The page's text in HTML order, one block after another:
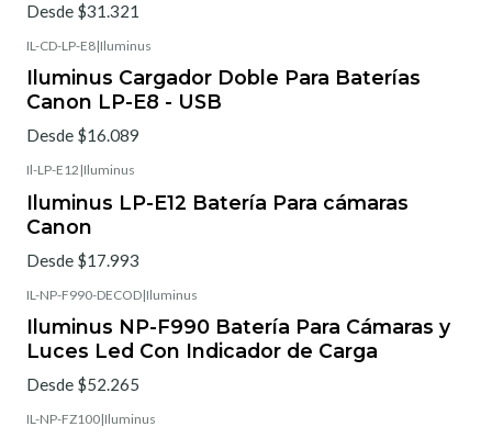
Desde $31.321
IL-CD-LP-E8|Iluminus
Iluminus Cargador Doble Para Baterías
Canon LP-E8 - USB
Desde $16.089
Il-LP-E12 |Iluminus
Iluminus LP-E12 Batería Para cámaras
Canon
Desde $17.993
IL-NP-F990-DECOD|Iluminus
Iluminus NP-F990 Batería Para Cámaras y
Luces Led Con Indicador de Carga
Desde $52.265
IL-NP-FZ100|Iluminus